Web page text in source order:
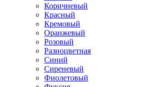
Коричневый
Красный
Кремовый
Оранжевый
Розовый
Разноцветная
Синий
Сиреневый
Фиолетовый